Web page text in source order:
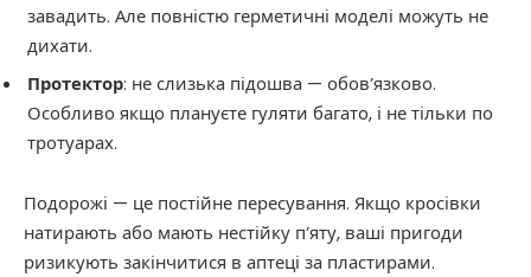
завадить. Але повністю герметичні моделі можуть не
дихати.
Протектор: не слизька підошва — обов’язково.
Особливо якщо плануєте гуляти багато, і не тільки по
тротуарах.
Подорожі — це постійне пересування. Якщо кросівки
натирають або мають нестійку п’яту, ваші пригоди
ризикують закінчитися в аптеці за пластирами.